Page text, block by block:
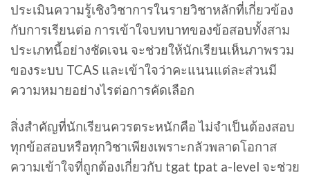
ประเมินความรู้เชิงวิชาการในรายวิชาหลักที่เกี่ยวข้อง
กับการเรียนต่อ การเข้าใจบทบาทของข้อสอบทั้งสาม
ประเภทนี้อย่างชัดเจน จะช่วยให้นักเรียนเห็นภาพรวม
ของระบบ TCAS และเข้าใจว่าคะแนนแต่ละส่วนมี
ความหมายอย่างไรต่อการคัดเลือก
สิ่งสำคัญที่นักเรียนควรตระหนักคือ ไม่จำเป็นต้องสอบ
ทุกข้อสอบหรือทุกวิชาเพียงเพราะกลัวพลาดโอกาส
ความเข้าใจที่ถูกต้องเกี่ยวกับ tgat tpat a-level จะช่วย